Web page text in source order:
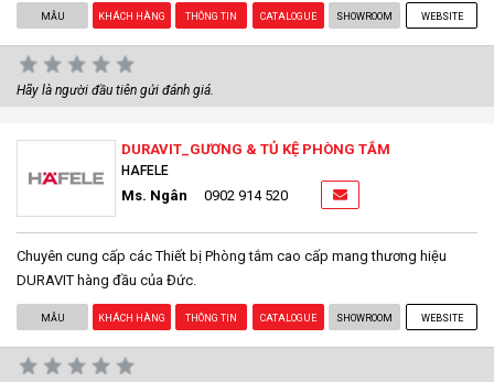
MẪU KHÁCH HÀNG THÔNG TIN CATALOGUE SHOWROOM WEBSITE
Hãy là người đầu tiên gửi đánh giá.
DURAVIT_GƯƠNG & TỦ KỆ PHÒNG TẮM
HAFELE
Ms. Ngân 0902 914 520
Chuyên cung cấp các Thiết bị Phòng tắm cao cấp mang thương hiệu
DURAVIT hàng đầu của Đức.
MẪU KHÁCH HÀNG THÔNG TIN CATALOGUE SHOWROOM WEBSITE